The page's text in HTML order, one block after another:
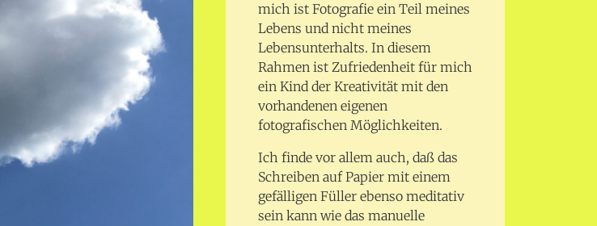
mich ist Fotografie ein Teil meines
Lebens und nicht meines
Lebensunterhalts. In diesem
Rahmen ist Zufriedenheit für mich
ein Kind der Kreativität mit den
vorhandenen eigenen
fotografischen Möglichkeiten.
Ich finde vor allem auch, daß das
Schreiben auf Papier mit einem
gefälligen Füller ebenso meditativ
sein kann wie das manuelle